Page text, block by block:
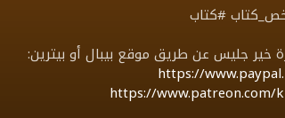
#كتاب
خير جليس عن طريق موقع بيبال أو بيترين:
https://
https://www.patreon.com/